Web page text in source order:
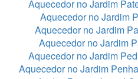
Aquecedor no Jardim
Aquecedor no Jardim
Aquecedor no Jardim
Aquecedor no Jardim
Aquecedor no Jardim
Aquecedor no Jardim Penha